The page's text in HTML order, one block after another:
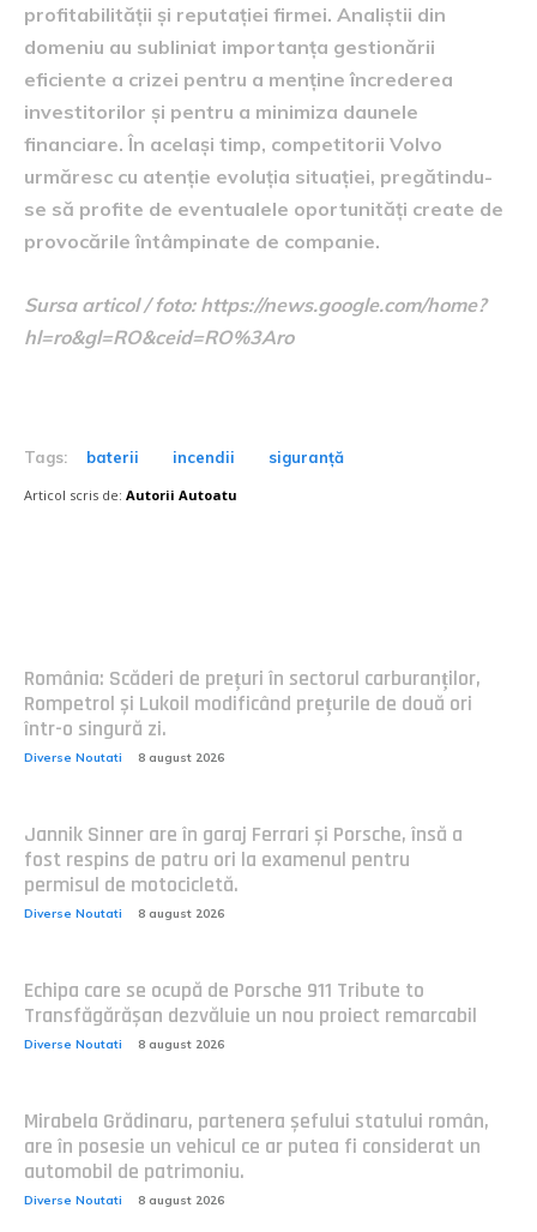
profitabilității și reputației firmei. Analiștii din
domeniu au subliniat importanța gestionării
eficiente a crizei pentru a menține încrederea
investitorilor și pentru a minimiza daunele
financiare. În același timp, competitorii Volvo
urmăresc cu atenție evoluția situației, pregătindu-
se să profite de eventualele oportunități create de
provocările întâmpinate de companie.
Sursa articol / foto: https://news.google.com/home?
hl=ro&gl=RO&ceid=RO%3Aro
Tags: baterii incendii siguranță
Articol scris de: Autorii Autoatu
România: Scăderi de prețuri în sectorul carburanților,
Rompetrol și Lukoil modificând prețurile de două ori
într-o singură zi.
Diverse Noutati 8 august 2026
Jannik Sinner are în garaj Ferrari și Porsche, însă a
fost respins de patru ori la examenul pentru
permisul de motocicletă.
Diverse Noutati 8 august 2026
Echipa care se ocupă de Porsche 911 Tribute to
Transfăgărășan dezvăluie un nou proiect remarcabil
Diverse Noutati 8 august 2026
Mirabela Grădinaru, partenera șefului statului român,
are în posesie un vehicul ce ar putea fi considerat un
automobil de patrimoniu.
Diverse Noutati 8 august 2026